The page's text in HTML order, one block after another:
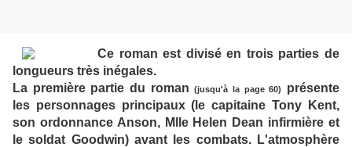
Ce roman est divisé en trois parties de
longueurs très inégales.
La première partie du roman(jusqu'à la page 60)
présente
les personnages principaux (le capitaine Tony Kent,
son ordonnance Anson, Mlle Helen Dean infirmière et
le soldat Goodwin) avant les combats. L'atmosphère